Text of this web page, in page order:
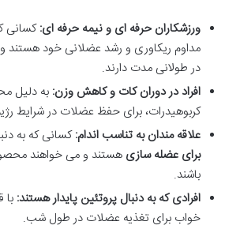
ورزشکاران حرفه ای و نیمه حرفه ای:کسانی
مداوم ریکاوری و رشد عضلانی خود هستند و
در طولانی مدت دارند.
افراد در دوران کات و کاهش وزن: به دلیل
کربوهیدرات، برای حفظ عضلات در شرایط
علاقه مندان به تناسب اندام:کسانی که به
برای عضله سازی هستند و می خواهند
باشند.
افرادی که به دنبال پروتئین پایدار هستند:
خواب برای تغذیه عضلات در طول شب.